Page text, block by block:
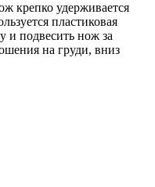
крепко удерживается
пластиковая
и подвесить нож за
на груди, вниз